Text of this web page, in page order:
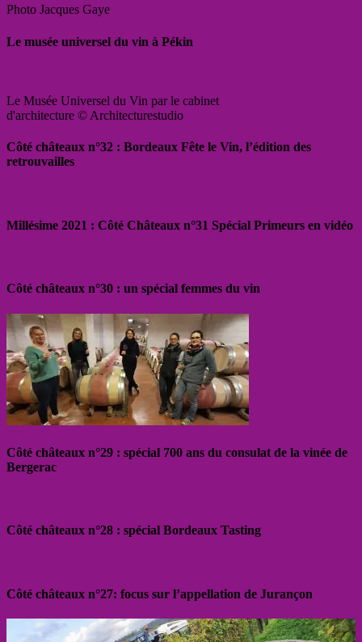
Photo Jacques Gaye
Le musée universel du vin à Pékin
Le Musée Universel du Vin par le cabinet
d'architecture © Architecturestudio
Côté châteaux n°32 : Bordeaux Fête le Vin, l’édition des
retrouvailles
Millésime 2021 : Côté Châteaux n°31 Spécial Primeurs en vidéo
Côté châteaux n°30 : un spécial femmes du vin
Côté châteaux n°29 : spécial 700 ans du consulat de la vinée de
Bergerac
Côté châteaux n°28 : spécial Bordeaux Tasting
Côté châteaux n°27: focus sur l’appellation de Jurançon